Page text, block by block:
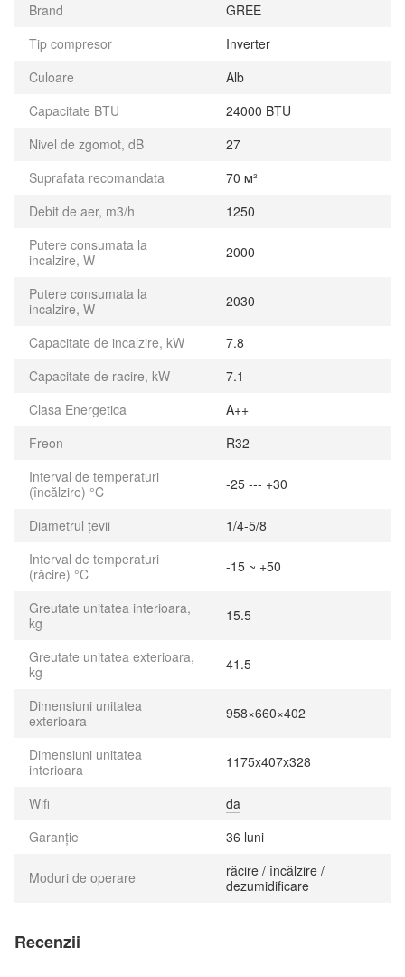
Brand
GREE
Tip compresor
Inverter
Culoare
Alb
Capacitate BTU
24000 BTU
Nivel de zgomot, dB
27
Suprafata recomandata
70 м²
Debit de aer, m3/h
1250
Putere consumata la
incalzire, W
2000
Putere consumata la
incalzire, W
2030
Capacitate de incalzire, kW
7.8
Capacitate de racire, kW
7.1
Clasa Energetica
A++
Freon
R32
Interval de temperaturi
(încălzire) °C
-25 --- +30
Diametrul țevii
1/4-5/8
Interval de temperaturi
(răcire) °C
-15 ~ +50
Greutate unitatea interioara,
kg
15.5
Greutate unitatea exterioara,
kg
41.5
Dimensiuni unitatea
exterioara
958×660×402
Dimensiuni unitatea
interioara
1175x407x328
Wifi
da
Garanție
36 luni
Moduri de operare
răcire / încălzire /
dezumidificare
Recenzii